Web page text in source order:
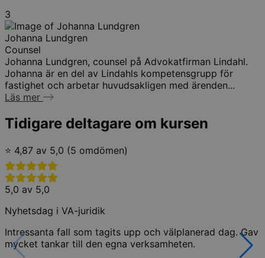
3
Johanna Lundgren
Counsel
Johanna Lundgren, counsel på Advokatfirman Lindahl.
Johanna är en del av Lindahls kompetensgrupp för
fastighet och arbetar huvudsakligen med ärenden...
Läs mer
Tidigare deltagare om kursen
⭐ 4,87 av 5,0 (5 omdömen)
5,0 av 5,0
Nyhetsdag i VA-juridik
Intressanta fall som tagits upp och välplanerad dag. Gav
mycket tankar till den egna verksamheten.